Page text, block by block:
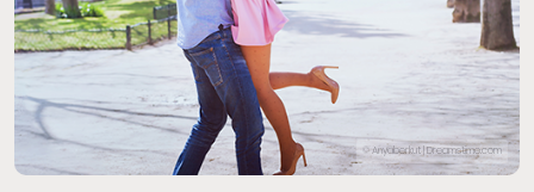
© Anyaberkut | Dreamstime.com